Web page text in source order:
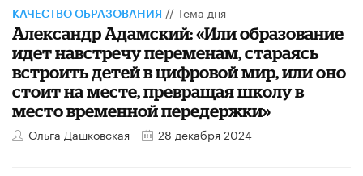
КАЧЕСТВО ОБРАЗОВАНИЯ //Тема дня
Александр Адамский: «Или образование
идет навстречу переменам, стараясь
встроить детей в цифровой мир, или оно
стоит на месте, превращая школу в
место временной передержки»
Ольга Дашковская 28 декабря 2024